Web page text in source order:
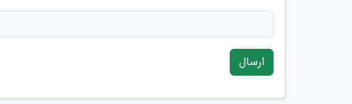
ارسال